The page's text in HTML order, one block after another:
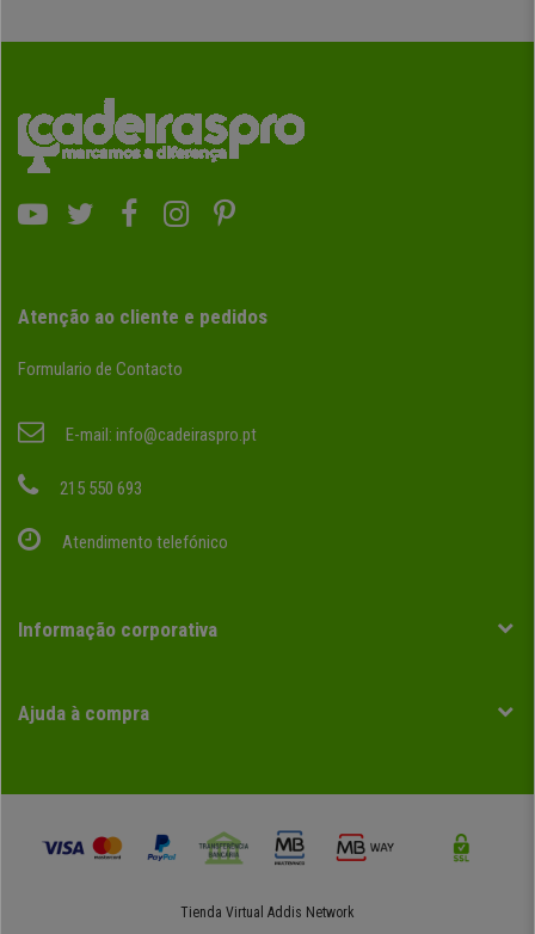
Atenção ao cliente e pedidos
Formulario de Contacto
E-mail: info@cadeiraspro.pt
215 550 693
Atendimento telefónico
Informação corporativa
Ajuda à compra
Tienda Virtual Addis Network